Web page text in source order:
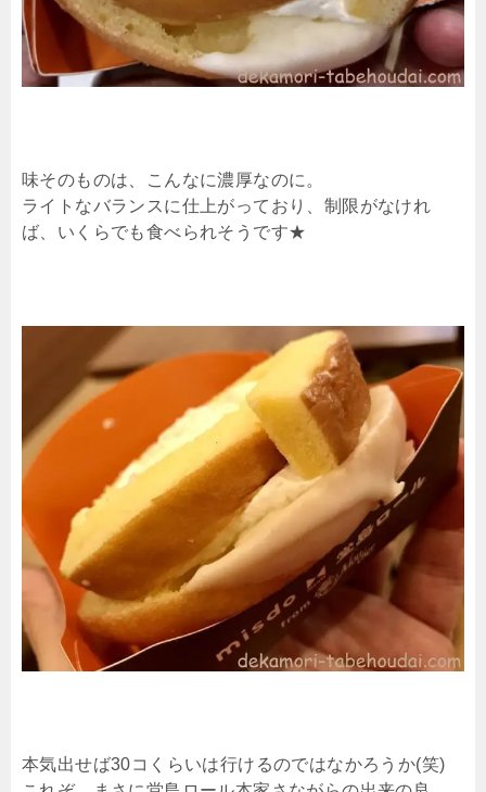
味そのものは、こんなに濃厚なのに。
ライトなバランスに仕上がっており、制限がなけれ
ば、いくらでも食べられそうです★
本気出せば30コくらいは行けるのではなかろうか(笑)